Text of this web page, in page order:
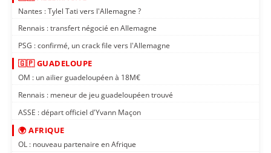
Nantes : Tylel Tati vers l'Allemagne ?
Rennais : transfert négocié en Allemagne
PSG : confirmé, un crack file vers l'Allemagne
🇬🇵 GUADELOUPE
OM : un ailier guadeloupéen à 18M€
Rennais : meneur de jeu guadeloupéen trouvé
ASSE : départ officiel d'Yvann Maçon
🌍 AFRIQUE
OL : nouveau partenaire en Afrique